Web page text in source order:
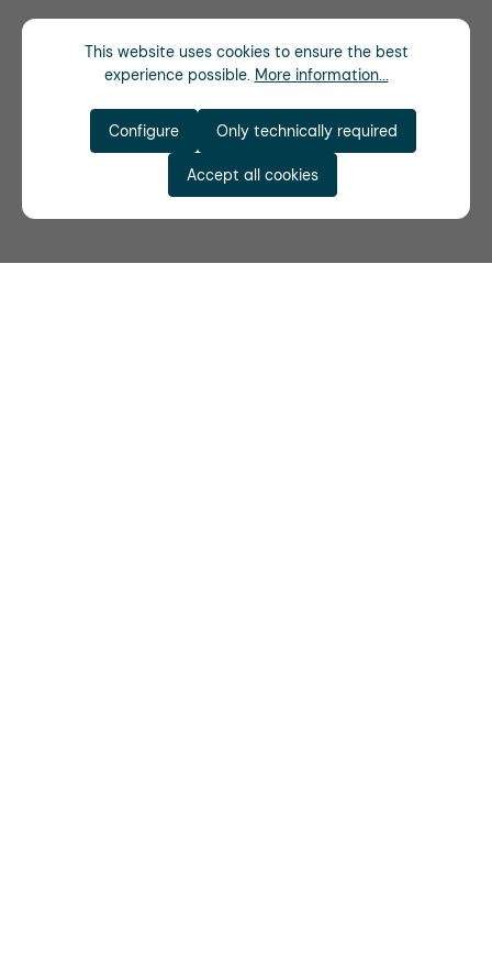
This website uses cookies to ensure the best
experience possible. More information...
Only technically required
Configure
Accept all cookies